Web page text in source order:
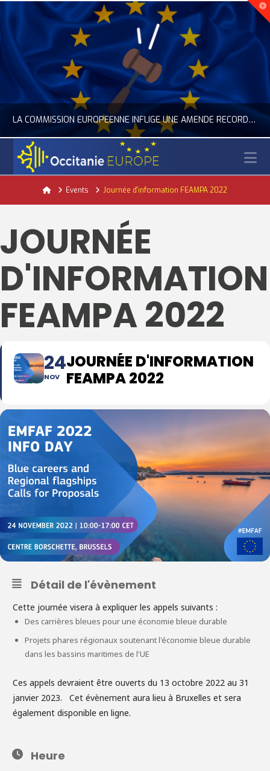
LA COMMISSION EUROPÉENNE INFLIGE UNE AMENDE RECORD À GOOGLE
ACTUALITÉ DE L'UNION EUROPÉENNE, ACTUALITÉ DE LA REPRÉSENTATION D’OCCITANIE EUROPE, NUMÉRIQUE- DIGITAL
JUILLET 24, 2026
HomeEvents Journée d'information FEAMPA 2022
JOURNÉE
D'INFORMATION
FEAMPA 2022
24
NOV
JOURNÉE D'INFORMATION
FEAMPA 2022
Détail de l'évènement
Cette journée visera à expliquer les appels suivants :
Des carrières bleues pour une économie bleue durable
Projets phares régionaux soutenant l'économie bleue durable
dans les bassins maritimes de l'UE
Ces appels devraient être ouverts du 13 octobre 2022 au 31
janvier 2023. Cet évènement aura lieu à Bruxelles et sera
également disponible en ligne.
Heure